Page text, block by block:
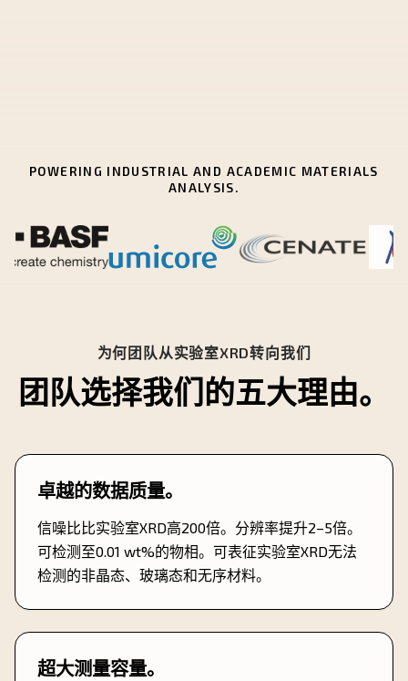
POWERING INDUSTRIAL AND ACADEMIC MATERIALS
ANALYSIS.
为何团队从实验室XRD转向我们
团队选择我们的五大理由。
卓越的数据质量。
信噪比比实验室XRD高200倍。分辨率提升2–5倍。
可检测至0.01 wt%的物相。可表征实验室XRD无法
检测的非晶态、玻璃态和无序材料。
超大测量容量。